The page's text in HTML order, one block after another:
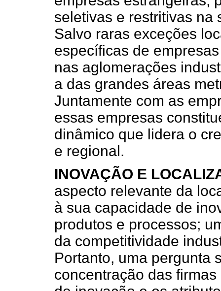
seletivas e restritivas na
Salvo raras exceções
específicas de
nas aglomerações
a das grandes áreas
Juntamente com as
essas empresas
dinâmico que lidera o
e regional.
INOVAÇÃO E
aspecto relevante da
à sua capacidade de
produtos e processos;
da competitividade
Portanto, uma pergunta
concentração das